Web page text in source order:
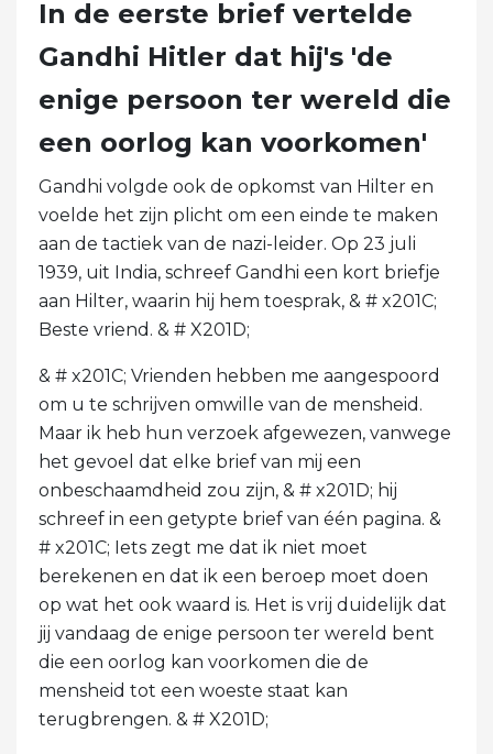
In de eerste brief vertelde
Gandhi Hitler dat hij's 'de
enige persoon ter wereld die
een oorlog kan voorkomen'
Gandhi volgde ook de opkomst van Hilter en
voelde het zijn plicht om een ​​einde te maken
aan de tactiek van de nazi-leider. Op 23 juli
1939, uit India, schreef Gandhi een kort briefje
aan Hilter, waarin hij hem toesprak, & # x201C;
Beste vriend. & # X201D;
& # x201C; Vrienden hebben me aangespoord
om u te schrijven omwille van de mensheid.
Maar ik heb hun verzoek afgewezen, vanwege
het gevoel dat elke brief van mij een
onbeschaamdheid zou zijn, & # x201D; hij
schreef in een getypte brief van één pagina. &
# x201C; Iets zegt me dat ik niet moet
berekenen en dat ik een beroep moet doen
op wat het ook waard is. Het is vrij duidelijk dat
jij vandaag de enige persoon ter wereld bent
die een oorlog kan voorkomen die de
mensheid tot een woeste staat kan
terugbrengen. & # X201D;